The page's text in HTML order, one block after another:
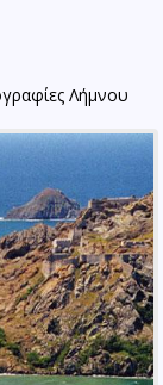
Λήμνου